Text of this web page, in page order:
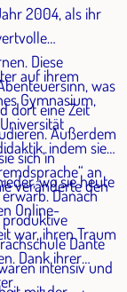
2004, als ihr
Diese
was
dort eine Zeit
Außerdem
sich in
wo sie heute
auf ihrem
Gymnasium,
indem sie
an
Danach
Dante
intensiv und
veränderte den
Online-
war, ihren Traum
Dank ihrer